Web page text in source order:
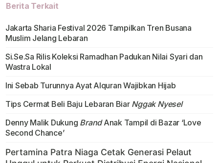
Berita Terkait
Jakarta Sharia Festival 2026 Tampilkan Tren Busana
Muslim Jelang Lebaran
Si.Se.Sa Rilis Koleksi Ramadhan Padukan Nilai Syari dan
Wastra Lokal
Ini Sebab Turunnya Ayat Alquran Wajibkan Hijab
Tips Cermat Beli Baju Lebaran Biar Nggak Nyesel
Denny Malik Dukung BrandAnak Tampil di Bazar ‘Love
Second Chance’